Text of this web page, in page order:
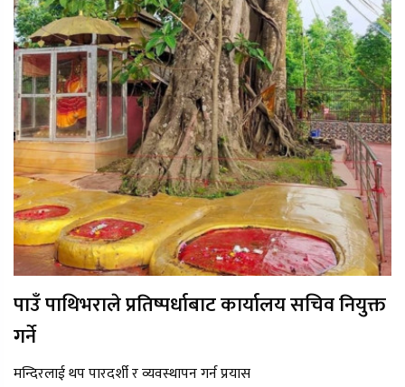
पाउँ पाथिभराले प्रतिष्पर्धाबाट कार्यालय सचिव नियुक्त
गर्ने
मन्दिरलाई थप पारदर्शी र व्यवस्थापन गर्न प्रयास